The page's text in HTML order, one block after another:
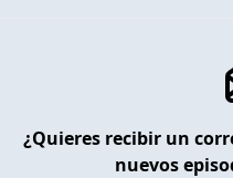
¿Quieres recibir un
nuevos